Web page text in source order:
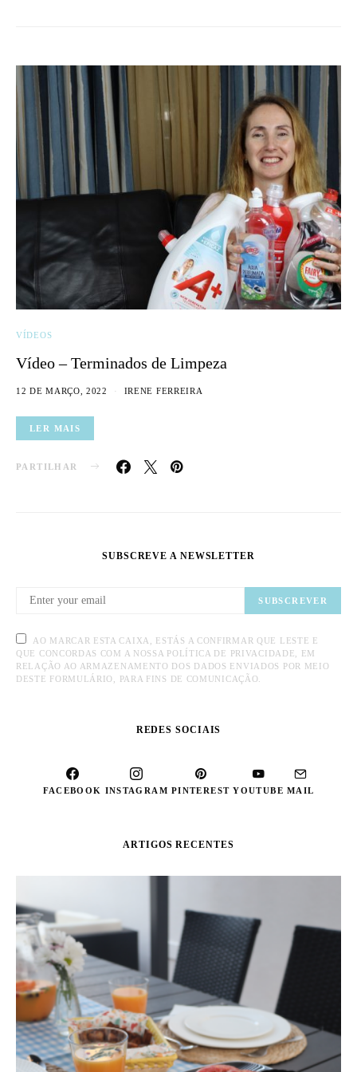
VÍDEOS
Vídeo – Terminados de Limpeza
12 DE MARÇO, 2022 IRENE FERREIRA
LER MAIS
PARTILHAR
SUBSCREVE A NEWSLETTER
SUBSCREVER
AO MARCAR ESTA CAIXA, ESTÁS A CONFIRMAR QUE LESTE E
QUE CONCORDAS COM A NOSSA POLÍTICA DE PRIVACIDADE, EM
RELAÇÃO AO ARMAZENAMENTO DOS DADOS ENVIADOS POR MEIO
DESTE FORMULÁRIO, PARA FINS DE COMUNICAÇÃO.
REDES SOCIAIS
FACEBOOK INSTAGRAM PINTEREST YOUTUBE MAIL
ARTIGOS RECENTES